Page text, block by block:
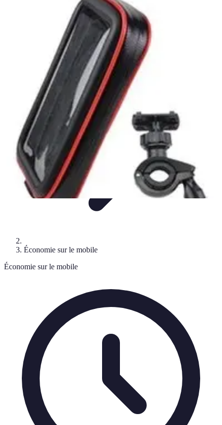
Conseils et astucesComparatifForfaits Mobiles
Mobile Deals UK
Économie sur le mobile
Économie sur le mobile